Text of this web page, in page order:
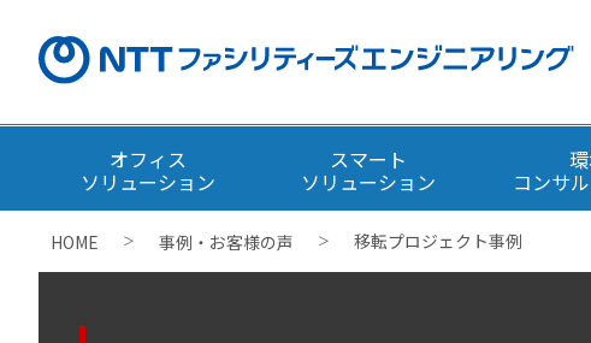
オフィス
ソリューション
スマート
ソリューション コンサ
HOME ＞ 事例・お客様の声 ＞ 移転プロジェクト事例